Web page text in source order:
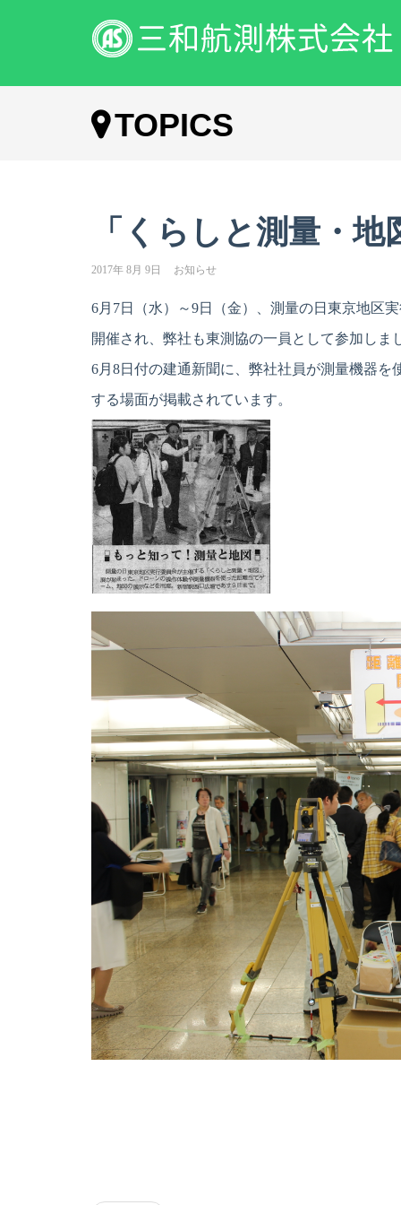
TOPICS
「くらしと測量・地
2017年 8月 9日 お知らせ
6月7日（水）～9日（金）、測量の日東京地区
開催され、弊社も東測協の一員として参加しま
6月8日付の建通新聞に、弊社社員が測量機器を
する場面が掲載されています。